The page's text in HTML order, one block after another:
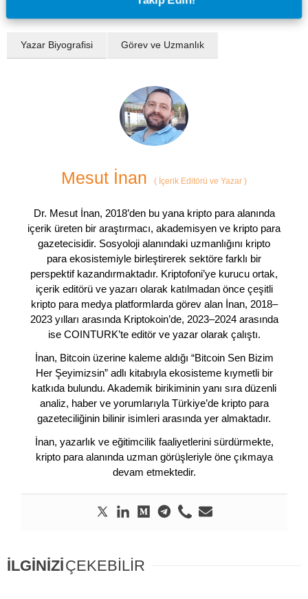
Yazar Biyografisi Görev ve Uzmanlık
Mesut İnan ( İçerik Editörü ve Yazar )
Dr. Mesut İnan, 2018’den bu yana kripto para alanında
içerik üreten bir araştırmacı, akademisyen ve kripto para
gazetecisidir. Sosyoloji alanındaki uzmanlığını kripto
para ekosistemiyle birleştirerek sektöre farklı bir
perspektif kazandırmaktadır. Kriptofoni’ye kurucu ortak,
içerik editörü ve yazarı olarak katılmadan önce çeşitli
kripto para medya platformlarda görev alan İnan, 2018–
2023 yılları arasında Kriptokoin’de, 2023–2024 arasında
ise COINTURK’te editör ve yazar olarak çalıştı.
İnan, Bitcoin üzerine kaleme aldığı “Bitcoin Sen Bizim
Her Şeyimizsin” adlı kitabıyla ekosisteme kıymetli bir
katkıda bulundu. Akademik birikiminin yanı sıra düzenli
analiz, haber ve yorumlarıyla Türkiye’de kripto para
gazeteciliğinin bilinir isimleri arasında yer almaktadır.
İnan, yazarlık ve eğitimcilik faaliyetlerini sürdürmekte,
kripto para alanında uzman görüşleriyle öne çıkmaya
devam etmektedir.
İLGİNİZİÇEKEBİLİR